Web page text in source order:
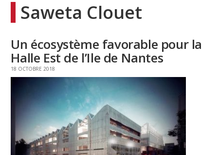
Saweta Clouet
Un écosystème favorable pour la
Halle Est de l’Ile de Nantes
18 OCTOBRE 2018